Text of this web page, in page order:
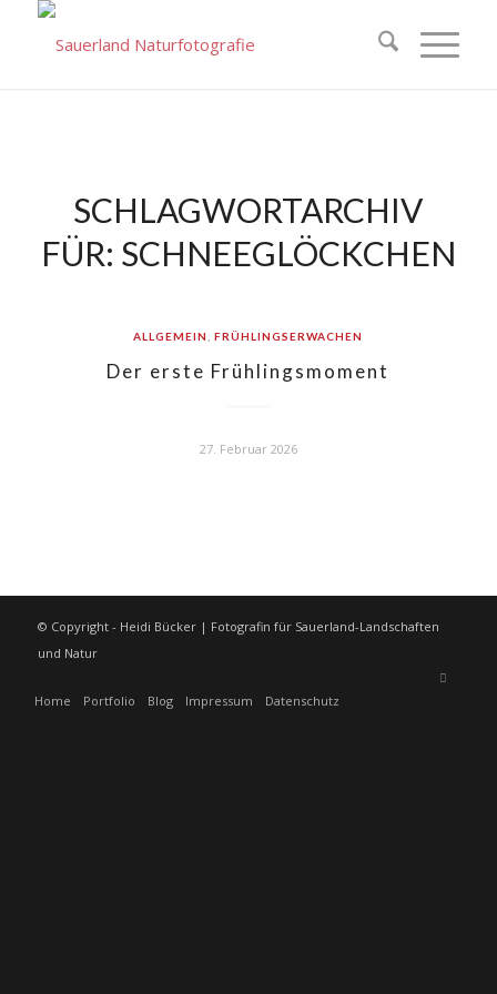
SCHLAGWORTARCHIV
FÜR: SCHNEEGLÖCKCHEN
ALLGEMEIN ,FRÜHLINGSERWACHEN
Der erste Frühlingsmoment
27. Februar 2026
© Copyright - Heidi Bücker | Fotografin für Sauerland-Landschaften
und Natur
Home Portfolio Blog Impressum Datenschutz